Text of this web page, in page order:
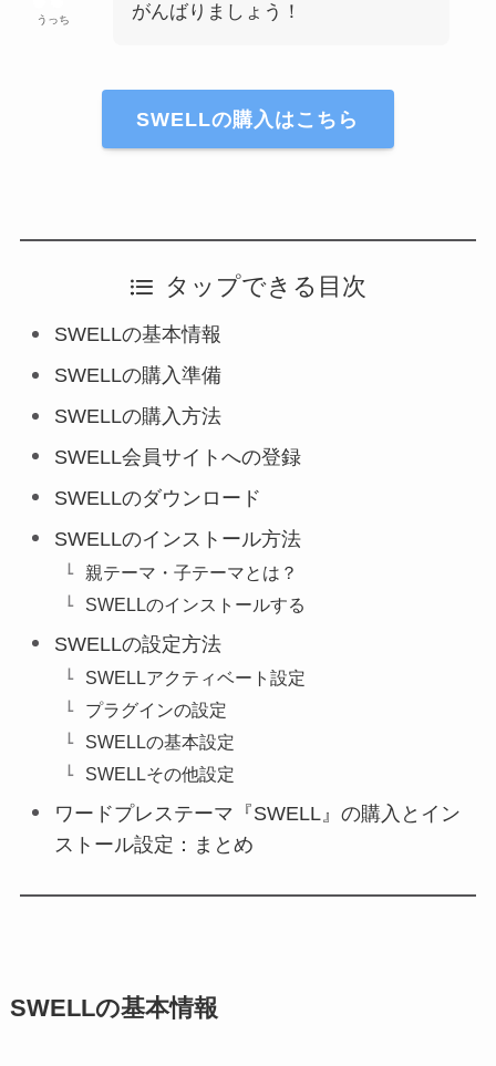
うっち
がんばりましょう！
SWELLの購入はこちら
タップできる目次
SWELLの基本情報
SWELLの購入準備
SWELLの購入方法
SWELL会員サイトへの登録
SWELLのダウンロード
SWELLのインストール方法
親テーマ・子テーマとは？
SWELLのインストールする
SWELLの設定方法
SWELLアクティベート設定
プラグインの設定
SWELLの基本設定
SWELLその他設定
ワードプレステーマ『SWELL』の購入とイン
ストール設定：まとめ
SWELLの基本情報